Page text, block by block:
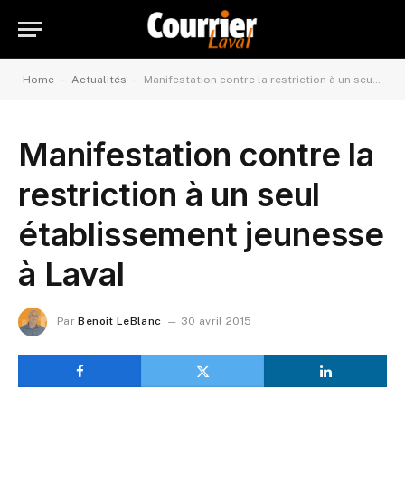
Home - Actualités - Manifestation contre la restriction à un seul établissement jeunesse à Laval
Manifestation contre la
restriction à un seul
établissement jeunesse
à Laval
Par Benoit LeBlanc 30 avril 2015